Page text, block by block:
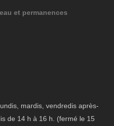
et permanences
mardis, vendredis après-
de 14 h à 16 h. (fermé le 15